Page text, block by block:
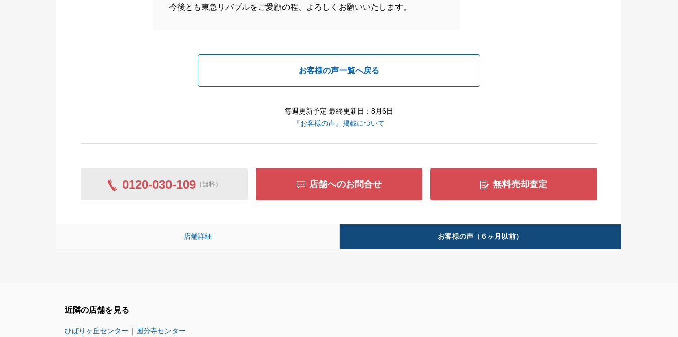
今後とも東急リバブルをご愛顧の程、よろしくお願いいたします。
お客様の声一覧へ戻る
毎週更新予定 最終更新日：8月6日
『お客様の声』掲載について
0120-030-109（無料） 店舗へのお問合せ 無料売却査定
店舗詳細 お客様の声（６ヶ月以前）
近隣の店舗を見る
ひばりヶ丘センター 国分寺センター